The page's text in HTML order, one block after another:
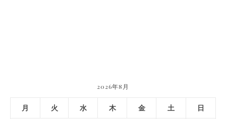
2026年8月
月 火 水 木 金 土 日